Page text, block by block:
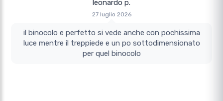
leonardo p.
27 luglio 2026
il binocolo e perfetto si vede anche con pochissima
luce mentre il treppiede e un po sottodimensionato
per quel binocolo